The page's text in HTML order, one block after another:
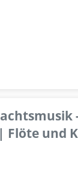
Flöte und